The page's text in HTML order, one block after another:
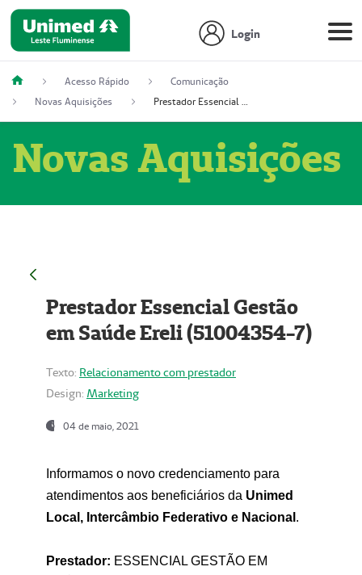
Login
Acesso Rápido
Comunicação
Novas Aquisições
Prestador Essencial Gestão em Saúde Ereli (51004354-7)
Novas Aquisições
Prestador Essencial Gestão
em Saúde Ereli (51004354-7)
Texto: Relacionamento com prestador
Design: Marketing
04 de maio, 2021
Informamos o novo credenciamento para
atendimentos aos beneficiários da Unimed
Local, Intercâmbio Federativo e Nacional .
Prestador: ESSENCIAL GESTÃO EM